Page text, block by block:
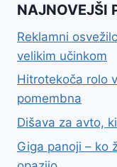
NAJNOVEJŠI
Reklamni
velikim učinkom
Hitrotekoča rolo
pomembna
Dišava za avto,
Giga panoji – ko